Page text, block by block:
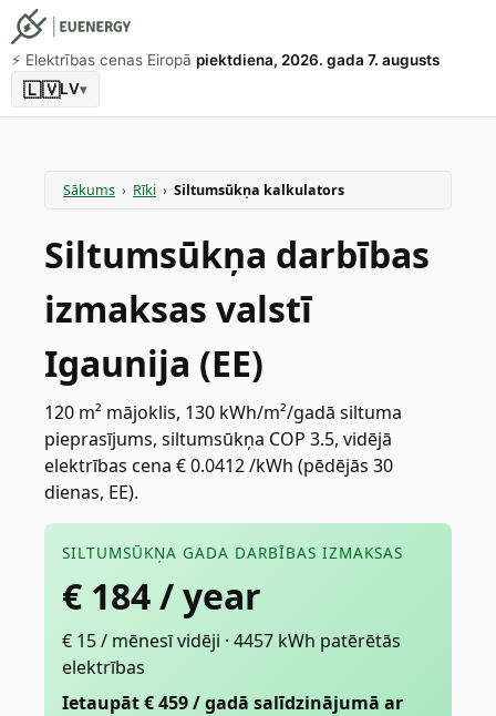
⚡️ Elektrības cenas Eiropā piektdiena, 2026. gada 7. augusts
🇱🇻LV▾
Sākums › Rīki › Siltumsūkņa kalkulators
Siltumsūkņa darbības
izmaksas valstī
Igaunija (EE)
120 m² mājoklis, 130 kWh/m²/gadā siltuma
pieprasījums, siltumsūkņa COP 3.5, vidējā
elektrības cena € 0.0412 /kWh (pēdējās 30
dienas, EE).
SILTUMSŪKŅA GADA DARBĪBAS IZMAKSAS
€ 184/ year
€ 15 / mēnesī vidēji · 4457 kWh patērētās
elektrības
Ietaupāt € 459 / gadā salīdzinājumā ar